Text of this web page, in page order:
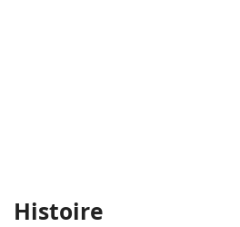
Histoire